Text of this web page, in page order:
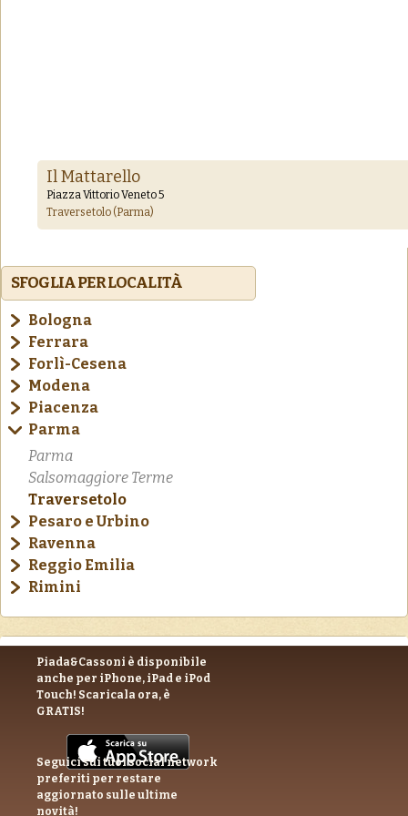
Il Mattarello
Piazza Vittorio Veneto 5
Traversetolo (Parma)
SFOGLIA PER LOCALITÀ
Bologna
Ferrara
Forlì-Cesena
Modena
Piacenza
Parma
Parma
Salsomaggiore Terme
Traversetolo
Pesaro e Urbino
Ravenna
Reggio Emilia
Rimini
Piada&Cassoni è disponibile
anche per iPhone, iPad e iPod
Touch! Scaricala ora, è
GRATIS!
Seguici sui tuoi social network
preferiti per restare
aggiornato sulle ultime
novità!